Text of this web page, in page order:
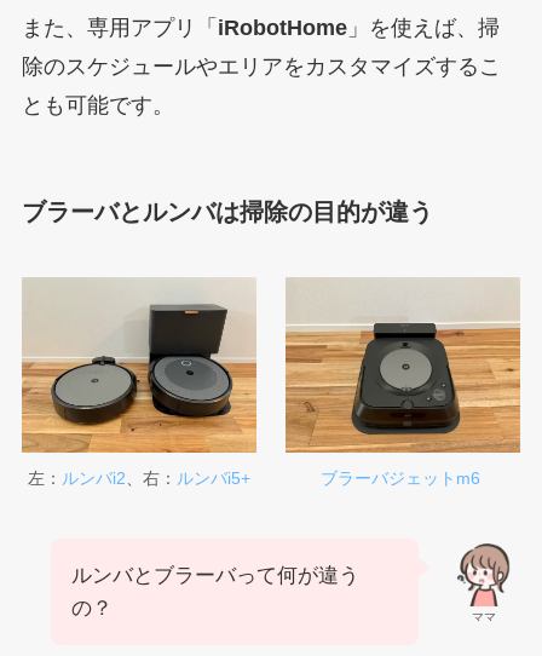
また、専用アプリ「 iRobotHome」を使えば、掃
除のスケジュールやエリアをカスタマイズするこ
とも可能です。
ブラーバとルンバは掃除の目的が違う
左： ルンバi2 、右： ルンバi5+ ブラーバジェットm6
ママ
ルンバとブラーバって何が違う
の？